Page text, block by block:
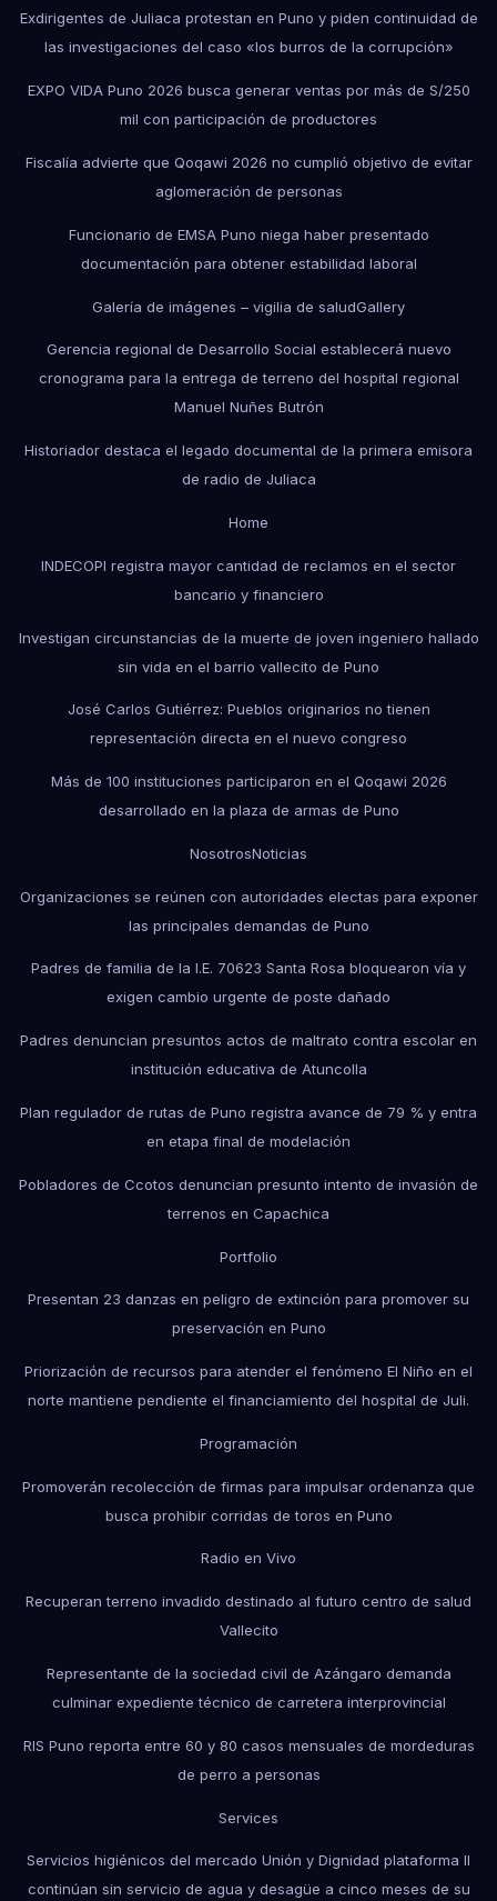
Exdirigentes de Juliaca protestan en Puno y piden continuidad de
las investigaciones del caso «los burros de la corrupción»
EXPO VIDA Puno 2026 busca generar ventas por más de S/250
mil con participación de productores
Fiscalía advierte que Qoqawi 2026 no cumplió objetivo de evitar
aglomeración de personas
Funcionario de EMSA Puno niega haber presentado
documentación para obtener estabilidad laboral
Galería de imágenes – vigilia de saludGallery
Gerencia regional de Desarrollo Social establecerá nuevo
cronograma para la entrega de terreno del hospital regional
Manuel Nuñes Butrón
Historiador destaca el legado documental de la primera emisora
de radio de Juliaca
Home
INDECOPI registra mayor cantidad de reclamos en el sector
bancario y financiero
Investigan circunstancias de la muerte de joven ingeniero hallado
sin vida en el barrio vallecito de Puno
José Carlos Gutiérrez: Pueblos originarios no tienen
representación directa en el nuevo congreso
Más de 100 instituciones participaron en el Qoqawi 2026
desarrollado en la plaza de armas de Puno
NosotrosNoticias
Organizaciones se reúnen con autoridades electas para exponer
las principales demandas de Puno
Padres de familia de la I.E. 70623 Santa Rosa bloquearon vía y
exigen cambio urgente de poste dañado
Padres denuncian presuntos actos de maltrato contra escolar en
institución educativa de Atuncolla
Plan regulador de rutas de Puno registra avance de 79 % y entra
en etapa final de modelación
Pobladores de Ccotos denuncian presunto intento de invasión de
terrenos en Capachica
Portfolio
Presentan 23 danzas en peligro de extinción para promover su
preservación en Puno
Priorización de recursos para atender el fenómeno El Niño en el
norte mantiene pendiente el financiamiento del hospital de Juli.
Programación
Promoverán recolección de firmas para impulsar ordenanza que
busca prohibir corridas de toros en Puno
Radio en Vivo
Recuperan terreno invadido destinado al futuro centro de salud
Vallecito
Representante de la sociedad civil de Azángaro demanda
culminar expediente técnico de carretera interprovincial
RIS Puno reporta entre 60 y 80 casos mensuales de mordeduras
de perro a personas
Services
Servicios higiénicos del mercado Unión y Dignidad plataforma II
continúan sin servicio de agua y desagüe a cinco meses de su